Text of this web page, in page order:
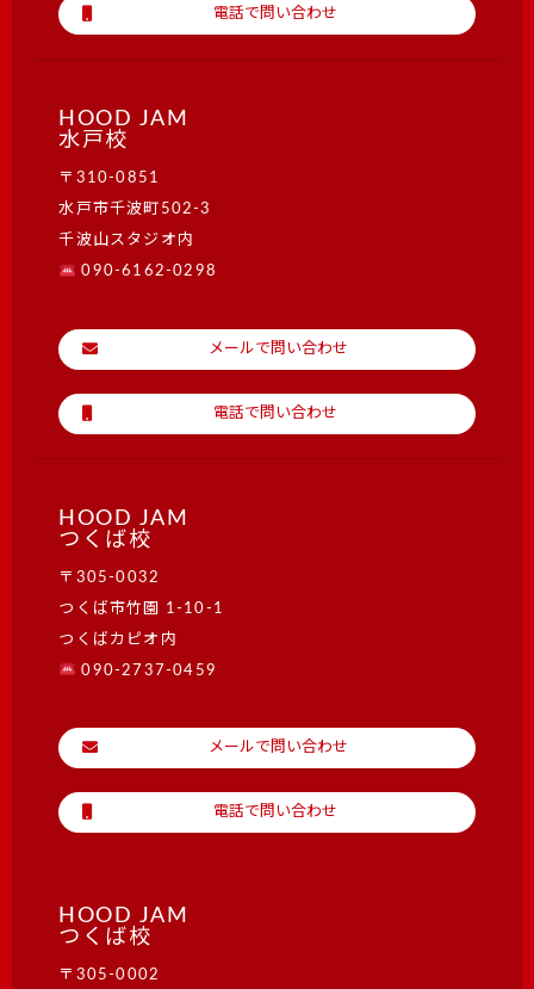
電話で問い合わせ
HOOD JAM
水戸校
〒310-0851
水戸市千波町502-3
千波山スタジオ内
090-6162-0298
メールで問い合わせ
電話で問い合わせ
HOOD JAM
つくば校
〒305-0032
つくば市竹園 1-10-1
つくばカピオ内
090-2737-0459
メールで問い合わせ
電話で問い合わせ
HOOD JAM
つくば校
〒305-0002